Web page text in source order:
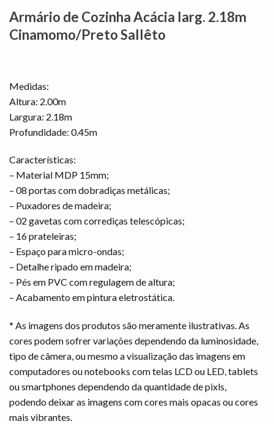
Armário de Cozinha Acácia larg. 2.18m
Cinamomo/Preto Sallêto
Medidas:
Altura: 2.00m
Largura: 2.18m
Profundidade: 0.45m
Características:
– Material MDP 15mm;
– 08 portas com dobradiças metálicas;
– Puxadores de madeira;
– 02 gavetas com corrediças telescópicas;
– 16 prateleiras;
– Espaço para micro-ondas;
– Detalhe ripado em madeira;
– Pés em PVC com regulagem de altura;
– Acabamento em pintura eletrostática.
* As imagens dos produtos são meramente ilustrativas. As
cores podem sofrer variações dependendo da luminosidade,
tipo de câmera, ou mesmo a visualização das imagens em
computadores ou notebooks com telas LCD ou LED, tablets
ou smartphones dependendo da quantidade de pixls,
podendo deixar as imagens com cores mais opacas ou cores
mais vibrantes.